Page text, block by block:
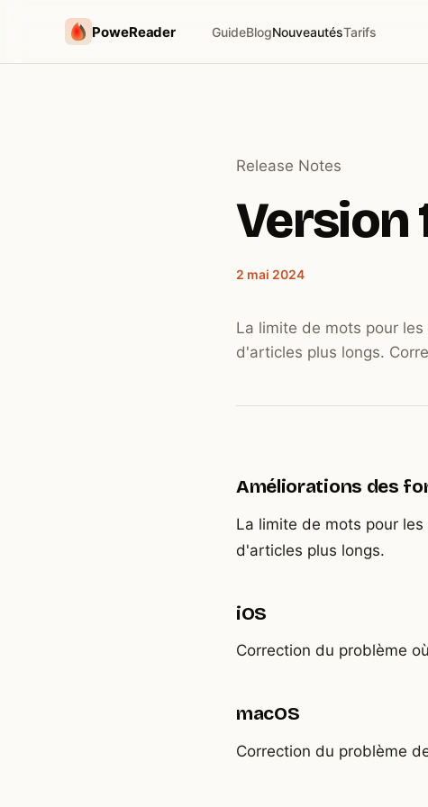
PoweReader GuideBlogNouveautésTarifs
Release Notes
Version
2 mai 2024
La limite de mots pour
d'articles plus longs.
Améliorations des
La limite de mots pour
d'articles plus longs.
iOS
Correction du problème
macOS
Correction du problème